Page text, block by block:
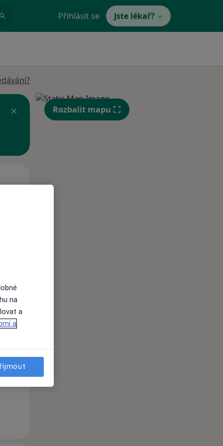
Přihlásit se Jste lékař?
Rozbalit mapu
na
a
a